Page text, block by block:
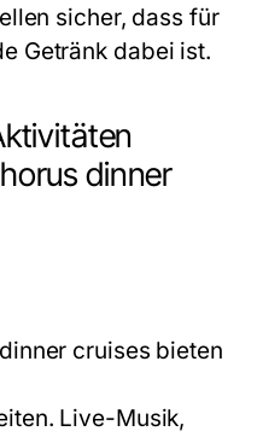
sicher, dass für
Getränk dabei ist.
dinner
cruises bieten
Live-Musik,